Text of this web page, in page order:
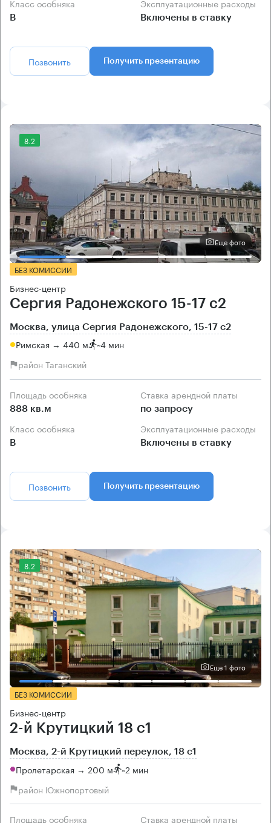
Класс особняка
B
Эксплуатационные расходы
Включены в ставку
Позвонить Получить презентацию
8.2
Еще фото
БЕЗ КОМИССИИ
Бизнес-центр
Сергия Радонежского 15-17 с2
Москва, улица Сергия Радонежского, 15-17 с2
Римская → 440 м ~4 мин
район Таганский
Площадь особняка
888 кв.м
Ставка арендной платы
по запросу
Класс особняка
B
Эксплуатационные расходы
Включены в ставку
Позвонить Получить презентацию
8.2
Еще 1 фото
БЕЗ КОМИССИИ
Бизнес-центр
2-й Крутицкий 18 с1
Москва, 2-й Крутицкий переулок, 18 с1
Пролетарская → 200 м ~2 мин
район Южнопортовый
Площадь особняка Ставка арендной платы